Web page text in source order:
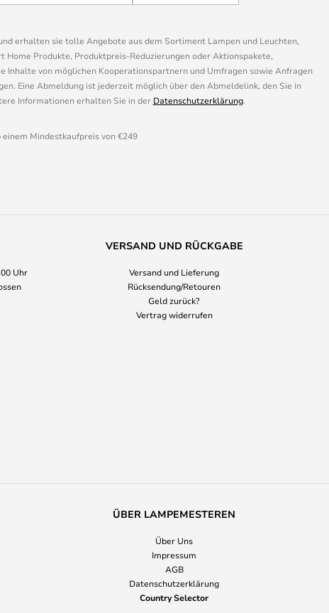
erhalten sie tolle Angebote aus dem Sortiment Lampen und Leuchten,
Produkte, Produktpreis-Reduzierungen oder Aktionspakete,
Inhalte von möglichen Kooperationspartnern und Umfragen sowie Anfragen
Eine Abmeldung ist jederzeit möglich über den Abmeldelink, den Sie in
Informationen erhalten Sie in der Datenschutzerklärung.
einem Mindestkaufpreis von €249
Uhr
VERSAND UND RÜCKGABE
Versand und Lieferung
Rücksendung/Retouren
Geld zurück?
Vertrag widerrufen
ÜBER LAMPEMESTEREN
Über Uns
Impressum
AGB
Datenschutzerklärung
Country Selector